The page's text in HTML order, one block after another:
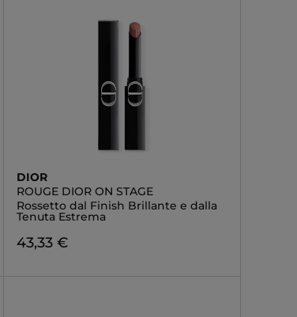
DIOR
ROUGE DIOR ON STAGE
Rossetto dal Finish Brillante e dalla
Tenuta Estrema
43,33 €